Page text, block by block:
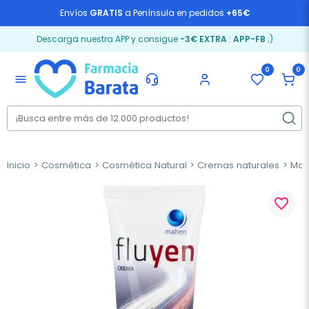
Envíos GRATIS a Península en pedidos +65€
Descarga nuestra APP y consigue -3€ EXTRA: APP-FB ;)
menu
0 0
Inicio Cosmética Cosmética Natural Cremas naturales
favorite_border